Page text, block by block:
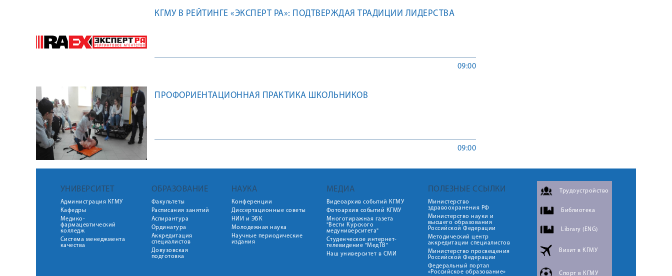
КГМУ В РЕЙТИНГЕ «ЭКСПЕРТ РА»: ПОДТВЕРЖДАЯ ТРАДИЦИИ ЛИДЕРСТВА
09:00
ПРОФОРИЕНТАЦИОННАЯ ПРАКТИКА ШКОЛЬНИКОВ
09:00
УНИВЕРСИТЕТ
Администрация КГМУ
Кафедры
Медико-
фармацевтический
колледж
Система менеджмента
качества
ОБРАЗОВАНИЕ
Факультеты
Расписания занятий
Аспирантура
Ординатура
Аккредитация
специалистов
Довузовская
подготовка
НАУКА
Конференции
Диссертационные советы
НИИ и ЭБК
Молодежная наука
Научные периодические
издания
МЕДИА
Видеоархив событий КГМУ
Фотоархив событий КГМУ
Многотиражная газета
"Вести Курского
медуниверситета"
Студенческое интернет-
телевидение "МедТВ"
Наш университет в СМИ
ПОЛЕЗНЫЕ ССЫЛКИ
Министерство
здравоохранения РФ
Министерство науки и
высшего образования
Российской Федерации
Методический центр
аккредитации специалистов
Министерство просвещения
Российской Федерации
Федеральный портал
«Российское образование»
Трудоустройство
Библиотека
Library (ENG)
Визит в КГМУ
Спорт в КГМУ